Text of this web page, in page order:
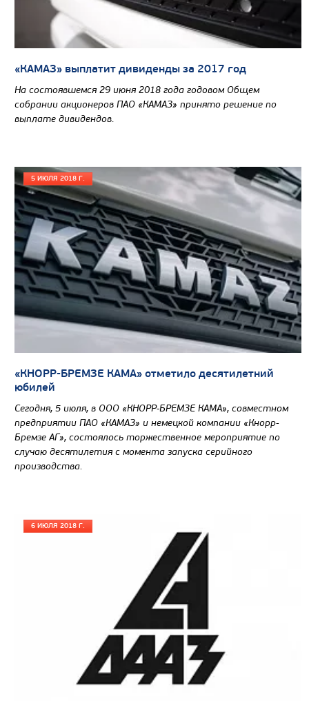
САМОСВАЛ КАМАЗ-65802
Цена по запросу
Производитель
Экологический класс
Вместимость кузова, м3
Направление разгрузки
Колесная формула
«КАМАЗ» выплатит дивиденды за 2017 год
На состоявшемся 29 июня 2018 года годовом Общем
собрании акционеров ПАО «КАМАЗ» принято решение по
выплате дивидендов.
5 ИЮЛЯ 2018 Г.
«КНОРР-БРЕМЗЕ КАМА» отметило десятилетний
юбилей
Сегодня, 5 июля, в ООО «КНОРР-БРЕМЗЕ КАМА», совместном
предприятии ПАО «КАМАЗ» и немецкой компании «Кнорр-
Бремзе АГ», состоялось торжественное мероприятие по
случаю десятилетия с момента запуска серийного
производства.
6 ИЮЛЯ 2018 Г.